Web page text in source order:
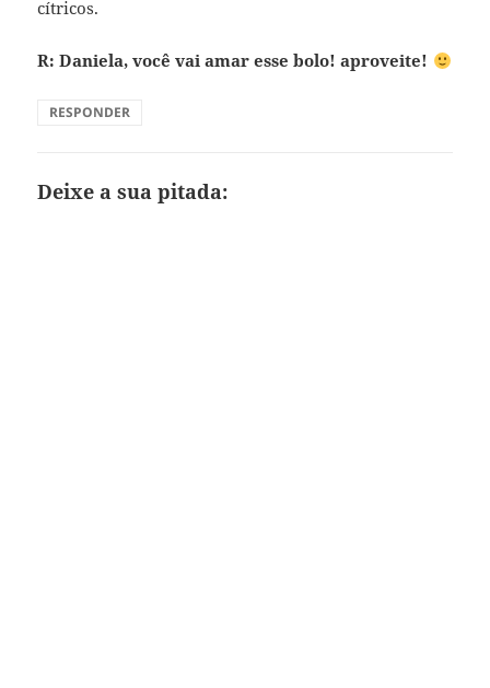
cítricos.
R: Daniela, você vai amar esse bolo! aproveite!
RESPONDER
Deixe a sua pitada: